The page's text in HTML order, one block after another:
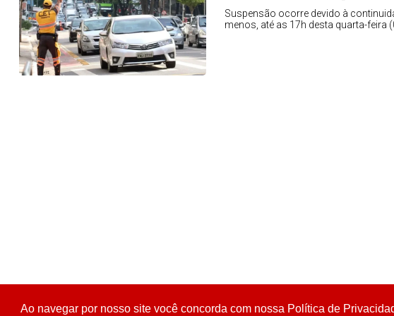
Ao navegar por nosso site você concorda com nossa Política de
Suspensão ocorre devido à
menos, até as 17h desta quarta-feira